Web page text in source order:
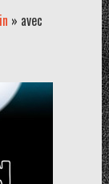
» avec